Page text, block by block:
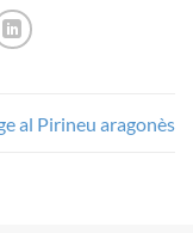
al Pirineu aragonès